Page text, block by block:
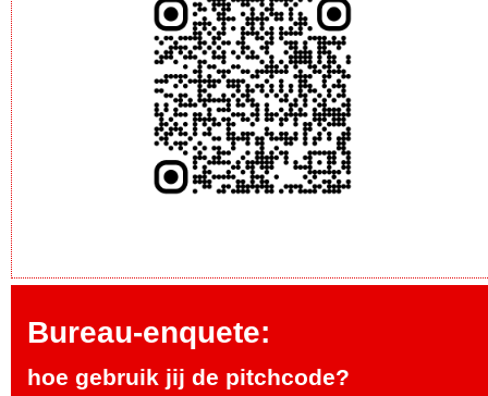
Bureau-enquete:
hoe gebruik jij de pitchcode?